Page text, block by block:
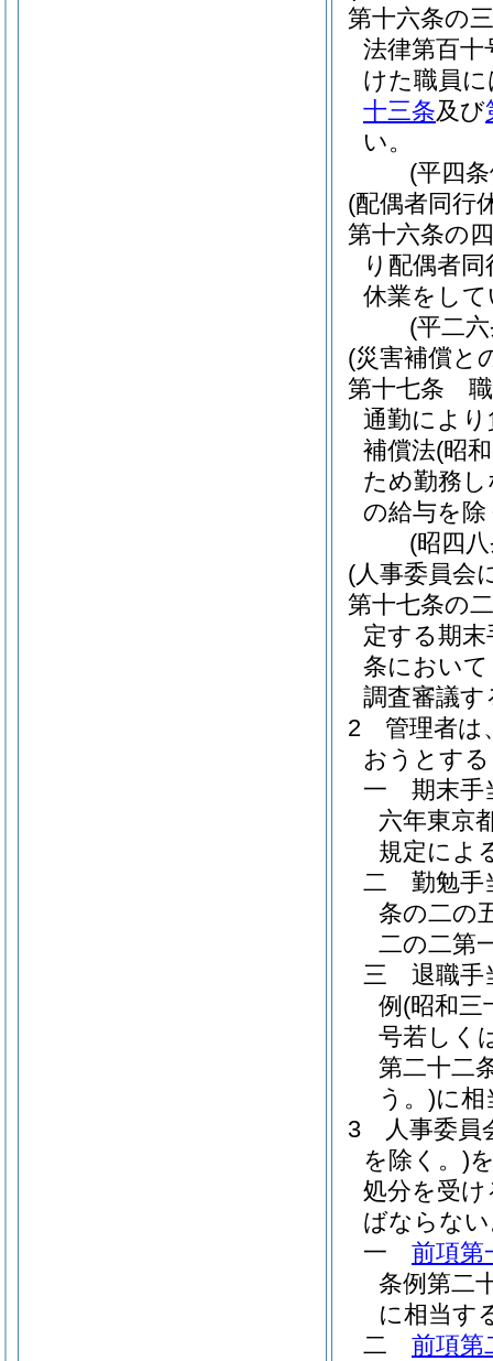
第十六条の三
法律第百十
けた職員
十三条及び
い。
(平四
(配偶者同行
第十六条の四
り配偶者
休業をし
(平二
(災害補償と
第十七条
通勤によ
補償法(昭
ため勤務
の給与を
(昭四
(人事委員会
第十七条の二
定する期
条におい
調査審議す
2
管理者は
おうとす
一
期末手
六年東京
規定によ
二
勤勉手
条の二の
二の二第
三
退職手
例 (昭和三
号若しく
第二十二
う。)に相
3
人事委員
を除く。)
処分を受
ばならな
一
前項第
条例第二
に相当す
二
前項第